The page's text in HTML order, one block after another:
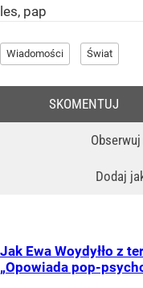
les, pap
Wiadomości Świat
Dodaj
SKOMENTUJ
Jak Ewa Woydyłło z
„Opowiada pop-